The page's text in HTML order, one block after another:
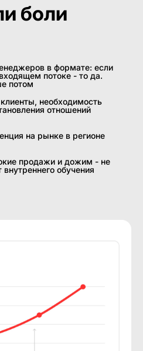
боли
в формате: если
потоке - то да.
потом
необходимость
отношений
на рынке в регионе
продажи и дожим - не
обучения